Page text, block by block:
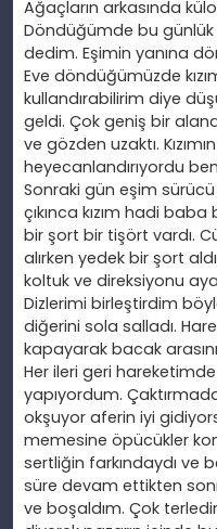
Ağaçların arkasında
Döndüğümde bu
dedim. Eşimin yanına
Eve döndüğümüzde
kullandırabilirim diye
geldi. Çok geniş bir
ve gözden uzaktı.
heyecanlandırıyordu
Sonraki gün eşim
çıkınca kızım hadi
bir şort bir tişört vardı.
alırken yedek bir şort
koltuk ve direksiyonu
Dizlerimi birleştirdim
diğerini sola salladı.
kapayarak bacak
Her ileri geri
yapıyordum.
okşuyor aferin iyi
memesine öpücükler
sertliğin farkındaydı ve
süre devam ettikten
ve boşaldım. Çok